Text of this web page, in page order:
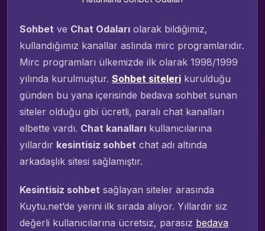
Sohbet ve Chat Odaları olarak bildiğimiz,
kullandığımız kanallar aslında mirc programlarıdır.
Mirc programları ülkemizde ilk olarak 1998/1999
yılında kurulmuştur. Sohbet siteleri kurulduğu
günden bu yana içerisinde bedava sohbet sunan
siteler olduğu gibi ücretli, paralı chat kanalları
elbette vardı. Chat kanalları kullanıcılarına
yıllardır kesintisiz sohbet chat adı altında
arkadaşlık sitesi sağlamıştır.
Kesintisiz sohbet sağlayan siteler arasında
Kuytu.net’de yerini ilk sırada alıyor. Yıllardır siz
değerli kullanıcılarına ücretsiz, parasız bedava